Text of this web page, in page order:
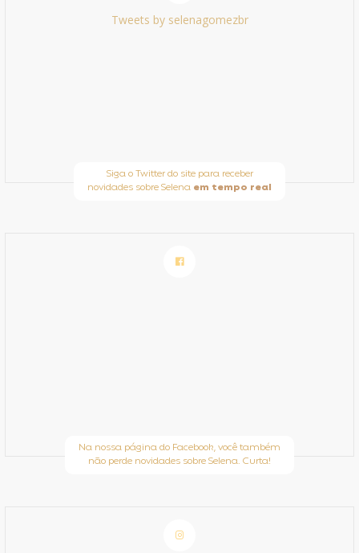
Tweets by selenagomezbr
Siga o Twitter do site para receber
novidades sobre Selena em tempo real
Na nossa página do Facebook, você também
não perde novidades sobre Selena. Curta!